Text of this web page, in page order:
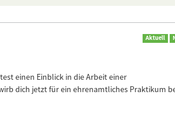
Aktuell
einen Einblick in die Arbeit einer
dich jetzt für ein ehrenamtliches Praktikum